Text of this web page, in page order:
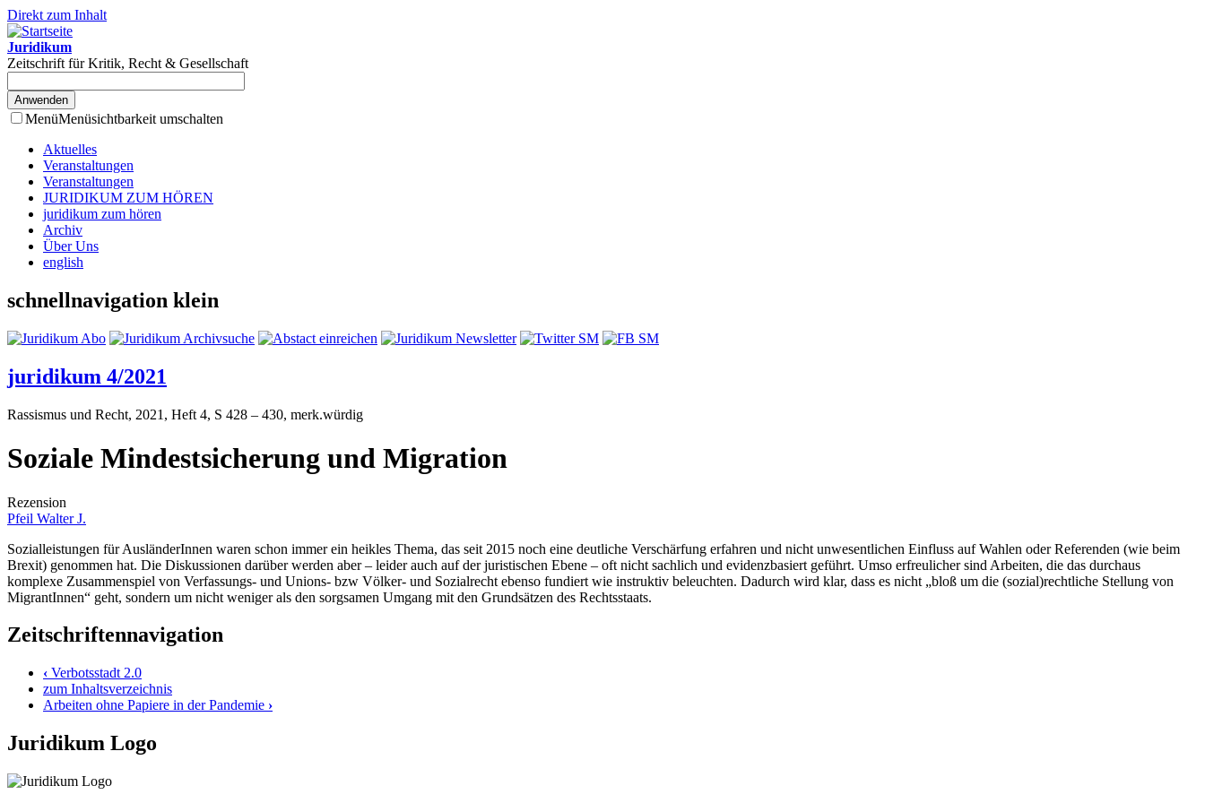
Direkt zum Inhalt
Juridikum
Zeitschrift für Kritik, Recht & Gesellschaft
MenüMenüsichtbarkeit umschalten
Aktuelles
Veranstaltungen
Veranstaltungen
JURIDIKUM ZUM HÖREN
juridikum zum hören
Archiv
Über Uns
english
schnellnavigation klein
juridikum 4/2021
Rassismus und Recht, 2021, Heft 4, S 428 – 430, merk.würdig
Soziale Mindestsicherung und Migration
Rezension
Pfeil Walter J.
Sozialleistungen für AusländerInnen waren schon immer ein heikles Thema, das seit 2015 noch eine deutliche Verschärfung erfahren und nicht unwesentlichen Einfluss auf Wahlen oder Referenden (wie beim
Brexit) genommen hat. Die Diskussionen darüber werden aber – leider auch auf der juristischen Ebene – oft nicht sachlich und evidenzbasiert geführt. Umso erfreulicher sind Arbeiten, die das durchaus
komplexe Zusammenspiel von Verfassungs- und Unions- bzw Völker- und Sozialrecht ebenso fundiert wie instruktiv beleuchten. Dadurch wird klar, dass es nicht „bloß um die (sozial)rechtliche Stellung von
MigrantInnen“ geht, sondern um nicht weniger als den sorgsamen Umgang mit den Grundsätzen des Rechtsstaats.
Zeitschriftennavigation
‹ Verbotsstadt 2.0
zum Inhaltsverzeichnis
Arbeiten ohne Papiere in der Pandemie ›
Juridikum Logo